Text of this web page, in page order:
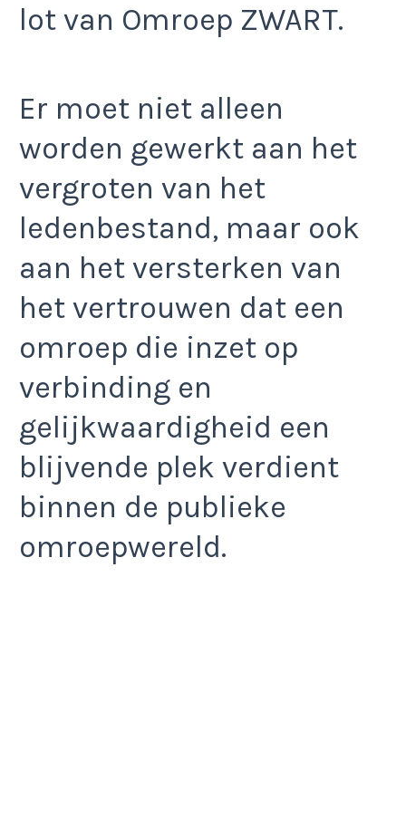
lot van Omroep ZWART.
Er moet niet alleen
worden gewerkt aan het
vergroten van het
ledenbestand, maar ook
aan het versterken van
het vertrouwen dat een
omroep die inzet op
verbinding en
gelijkwaardigheid een
blijvende plek verdient
binnen de publieke
omroepwereld.